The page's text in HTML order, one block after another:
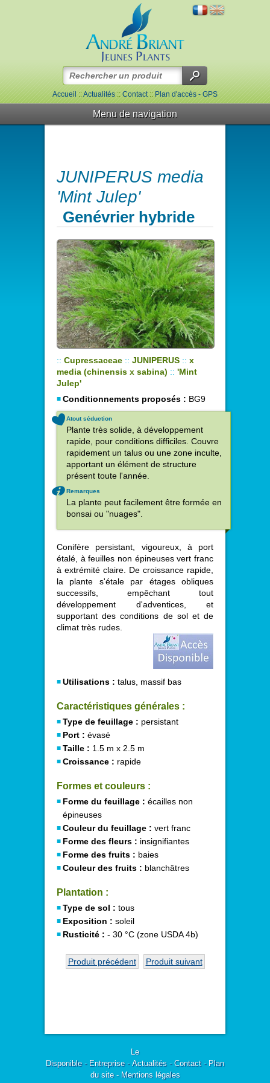
Accueil::Actualités::Contact::Plan d'accès - GPS
Menu de navigation
JUNIPERUS media
'Mint Julep'
Genévrier hybride
:: Cupressaceae :: JUNIPERUS :: x
media (chinensis x sabina) :: 'Mint
Julep'
Conditionnements proposés : BG9
Atout séduction
Plante très solide, à développement
rapide, pour conditions difficiles. Couvre
rapidement un talus ou une zone inculte,
apportant un élément de structure
présent toute l'année.
Remarques
La plante peut facilement être formée en
bonsai ou "nuages".
Conifère persistant, vigoureux, à port
étalé, à feuilles non épineuses vert franc
à extrémité claire. De croissance rapide,
la plante s'étale par étages obliques
successifs, empêchant tout
développement d'adventices, et
supportant des conditions de sol et de
climat très rudes.
Utilisations : talus, massif bas
Caractéristiques générales :
Type de feuillage : persistant
Port : évasé
Taille : 1.5 m x 2.5 m
Croissance : rapide
Formes et couleurs :
Forme du feuillage : écailles non
épineuses
Couleur du feuillage : vert franc
Forme des fleurs : insignifiantes
Forme des fruits : baies
Couleur des fruits : blanchâtres
Plantation :
Type de sol : tous
Exposition : soleil
Rusticité : - 30 °C (zone USDA 4b)
Produit précédent Produit suivant
Le
Disponible- Entreprise- Actualités - Contact- Plan
du site- Mentions légales